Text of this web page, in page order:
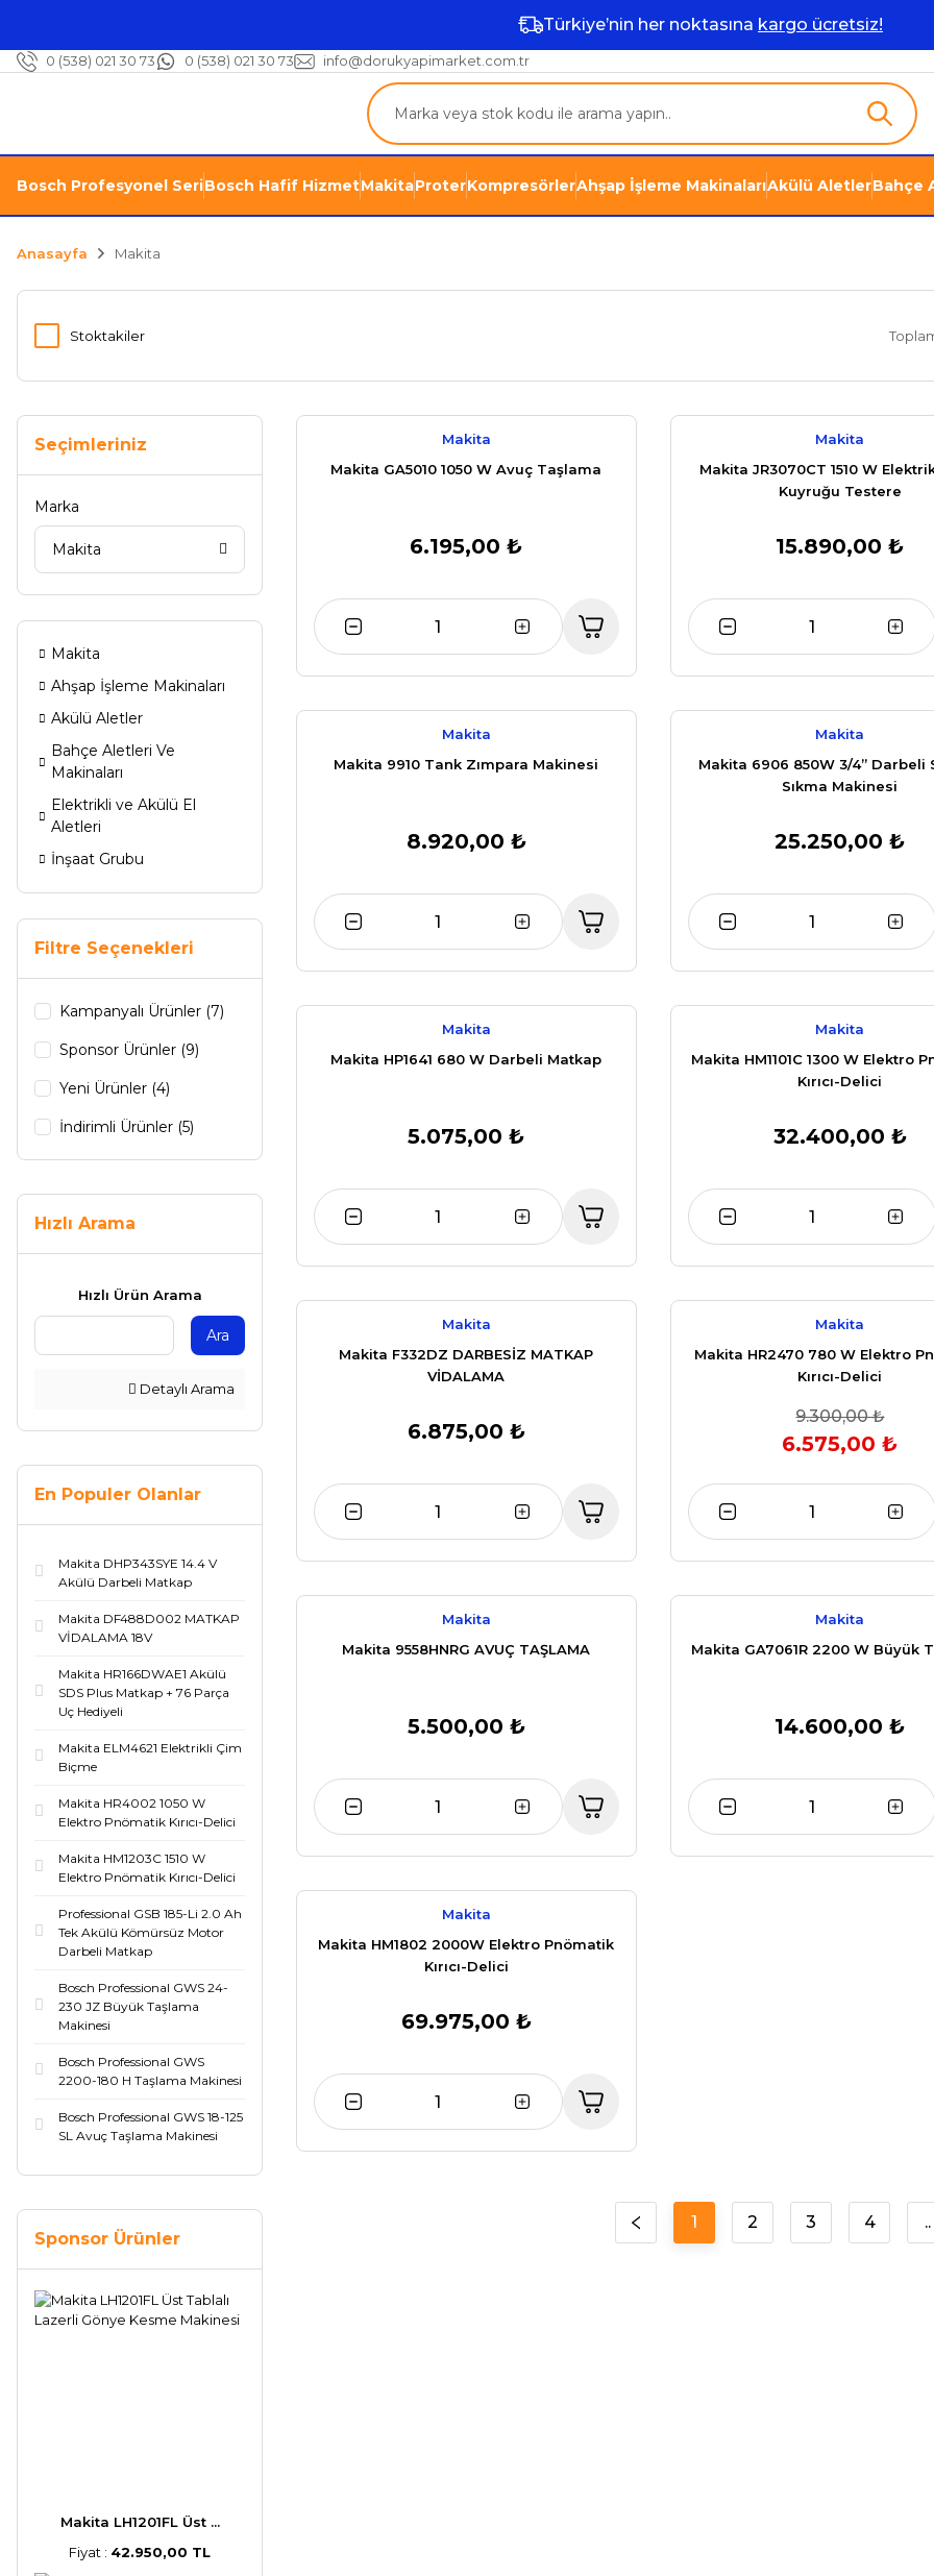
Türkiye’nin her noktasına kargo ücretsiz!
0 (538) 021 30 73 0 (538) 021 30 73 info@dorukyapimarket.com.tr
Bosch Profesyonel SeriBosch Hafif HizmetMakitaProterKompresörlerAhşap İşleme MakinalarıAkülü AletlerBahçe
Anasayfa Makita
Stoktakiler
Seçimleriniz
Marka
Makita
Makita
Ahşap İşleme Makinaları
Akülü Aletler
Bahçe Aletleri Ve
Makinaları
Elektrikli ve Akülü El
Aletleri
İnşaat Grubu
Filtre Seçenekleri
Kampanyalı Ürünler (7)
Sponsor Ürünler (9)
Yeni Ürünler (4)
İndirimli Ürünler (5)
Hızlı Arama
Hızlı Ürün Arama
Ara
Detaylı Arama
En Populer Olanlar
Makita DHP343SYE 14.4 V
Akülü Darbeli Matkap
Makita DF488D002 MATKAP
VİDALAMA 18V
Makita HR166DWAE1 Akülü
SDS Plus Matkap + 76 Parça
Uç Hediyeli
Makita ELM4621 Elektrikli Çim
Biçme
Makita HR4002 1050 W
Elektro Pnömatik Kırıcı-Delici
Makita HM1203C 1510 W
Elektro Pnömatik Kırıcı-Delici
Professional GSB 185-Li 2.0 Ah
Tek Akülü Kömürsüz Motor
Darbeli Matkap
Bosch Professional GWS 24-
230 JZ Büyük Taşlama
Makinesi
Bosch Professional GWS
2200-180 H Taşlama Makinesi
Bosch Professional GWS 18-125
SL Avuç Taşlama Makinesi
Sponsor Ürünler
Makita LH1201FL Üst ...
Fiyat : 42.950,00 TL
Makita
Makita GA5010 1050 W Avuç Taşlama
6.195,00 ₺
Makita
Makita JR3070CT 1510 W
Kuyruğu Testere
15.890,00 ₺
Makita
Makita 9910 Tank Zımpara Makinesi
8.920,00 ₺
Makita
Makita 6906 850W 3/4” Darbeli
Sıkma Makinesi
25.250,00 ₺
Makita
Makita HP1641 680 W Darbeli Matkap
5.075,00 ₺
Makita
Makita HM1101C 1300 W Elektro
Kırıcı-Delici
32.400,00 ₺
Makita
Makita F332DZ DARBESİZ MATKAP
VİDALAMA
6.875,00 ₺
Makita
Makita HR2470 780 W Elektro
Kırıcı-Delici
9.300,00 ₺
6.575,00 ₺
Makita
Makita 9558HNRG AVUÇ TAŞLAMA
5.500,00 ₺
Makita
Makita GA7061R 2200 W Büyük
14.600,00 ₺
Makita
Makita HM1802 2000W Elektro Pnömatik
Kırıcı-Delici
69.975,00 ₺
1 2 3 4 ..